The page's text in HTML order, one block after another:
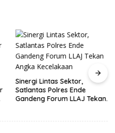
Sinergi Lintas Sektor,
Satlantas Polres Ende
Gandeng Forum LLAJ Tekan